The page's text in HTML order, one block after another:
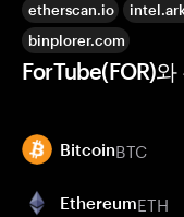
etherscan.io
binplorer.com
ForTube(FOR)
BitcoinBTC
EthereumETH